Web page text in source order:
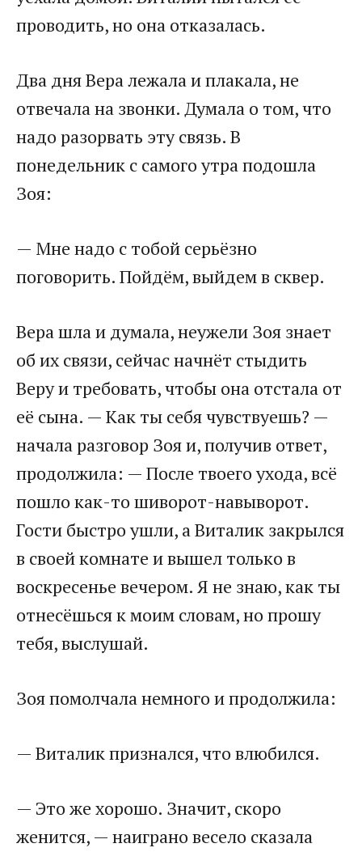
проводить, но она отказалась.
Два дня Вера лежала и плакала, не
отвечала на звонки. Думала о том, что
надо разорвать эту связь. В
понедельник с самого утра подошла
Зоя:
— Мне надо с тобой серьёзно
поговорить. Пойдём, выйдем в сквер.
Вера шла и думала, неужели Зоя знает
об их связи, сейчас начнёт стыдить
Веру и требовать, чтобы она отстала от
её сына. — Как ты себя чувствуешь? —
начала разговор Зоя и, получив ответ,
продолжила: — После твоего ухода, всё
пошло как-то шиворот-навыворот.
Гости быстро ушли, а Виталик закрылся
в своей комнате и вышел только в
воскресенье вечером. Я не знаю, как ты
отнесёшься к моим словам, но прошу
тебя, выслушай.
Зоя помолчала немного и продолжила:
— Виталик признался, что влюбился.
— Это же хорошо. Значит, скоро
женится, — наиграно весело сказала